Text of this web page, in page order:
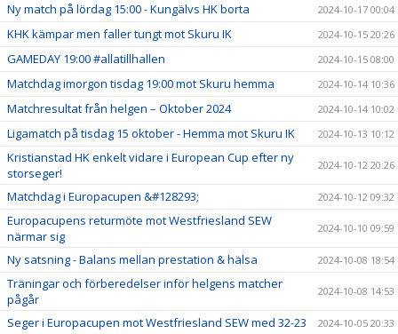
Ny match på lördag 15:00 - Kungälvs HK borta 2024-10-17 00:04
KHK kämpar men faller tungt mot Skuru IK 2024-10-15 20:26
GAMEDAY 19:00 #allatillhallen 2024-10-15 08:00
Matchdag imorgon tisdag 19:00 mot Skuru hemma 2024-10-14 10:36
Matchresultat från helgen – Oktober 2024 2024-10-14 10:02
Ligamatch på tisdag 15 oktober - Hemma mot Skuru IK 2024-10-13 10:12
Kristianstad HK enkelt vidare i European Cup efter ny
storseger!
2024-10-12 20:26
Matchdag i Europacupen &#128293; 2024-10-12 09:32
Europacupens returmöte mot Westfriesland SEW
närmar sig
2024-10-10 09:59
Ny satsning - Balans mellan prestation & hälsa 2024-10-08 18:54
Träningar och förberedelser inför helgens matcher
pågår
2024-10-08 14:53
Seger i Europacupen mot Westfriesland SEW med 32-23 2024-10-05 20:33